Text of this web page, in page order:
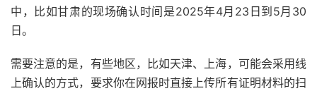
中，比如甘肃的现场确认时间是2025年4月23日到5月30
日。
需要注意的是，有些地区，比如天津、上海，可能会采用线
上确认的方式，要求你在网报时直接上传所有证明材料的扫